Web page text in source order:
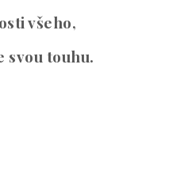
všeho,
svou touhu.